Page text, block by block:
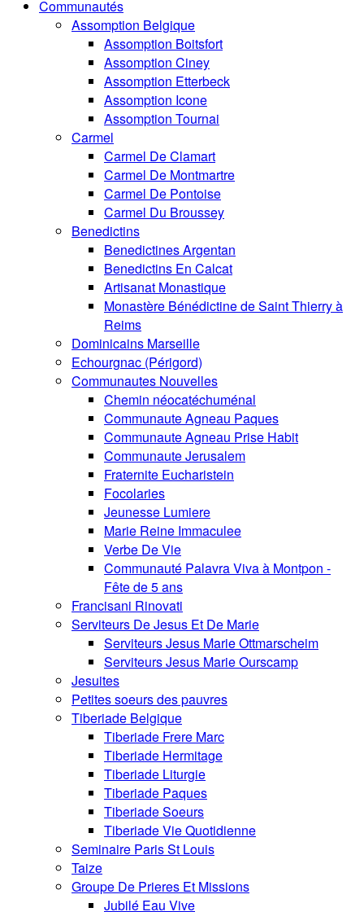
Communautés
Assomption Belgique
Assomption Boitsfort
Assomption Ciney
Assomption Etterbeck
Assomption Icone
Assomption Tournai
Carmel
Carmel De Clamart
Carmel De Montmartre
Carmel De Pontoise
Carmel Du Broussey
Benedictins
Benedictines Argentan
Benedictins En Calcat
Artisanat Monastique
Monastère Bénédictine de Saint Thierry à
Reims
Dominicains Marseille
Echourgnac (Périgord)
Communautes Nouvelles
Chemin néocatéchuménal
Communaute Agneau Paques
Communaute Agneau Prise Habit
Communaute Jerusalem
Fraternite Eucharistein
Focolaries
Jeunesse Lumiere
Marie Reine Immaculee
Verbe De Vie
Communauté Palavra Viva à Montpon -
Fête de 5 ans
Francisani Rinovati
Serviteurs De Jesus Et De Marie
Serviteurs Jesus Marie Ottmarscheim
Serviteurs Jesus Marie Ourscamp
Jesuites
Petites soeurs des pauvres
Tiberiade Belgique
Tiberiade Frere Marc
Tiberiade Hermitage
Tiberiade Liturgie
Tiberiade Paques
Tiberiade Soeurs
Tiberiade Vie Quotidienne
Seminaire Paris St Louis
Taize
Groupe De Prieres Et Missions
Jubilé Eau Vive